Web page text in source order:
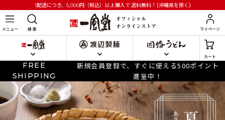
1配送につき、5,000円 （税込）以上購入で送料無料！(沖縄県を除く)
メニュー 検 索 マイページ
カート
FREE
SHIPPING
新規会員登録で、すぐに使える500ポイント
進呈中！